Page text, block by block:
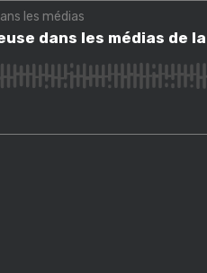
dans les médias de la semaine
les médias
dans les médias de